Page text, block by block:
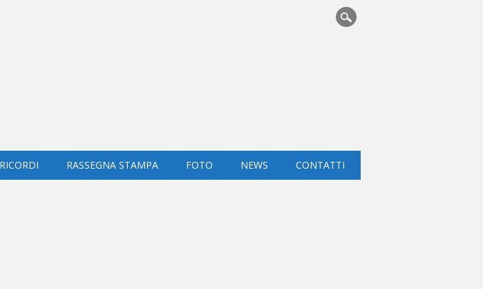
RASSEGNA STAMPA FOTO NEWS CONTATTI